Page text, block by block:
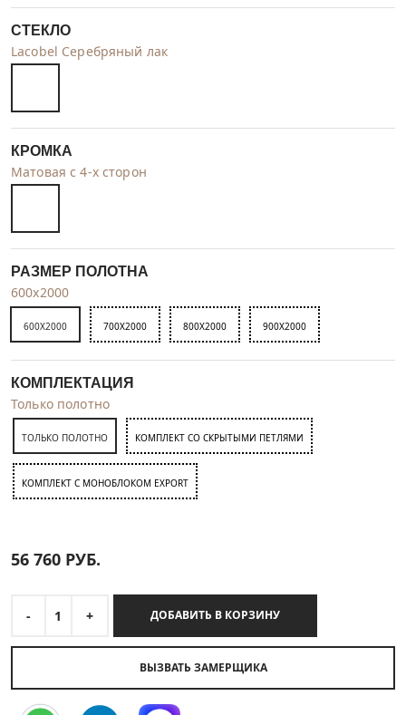
СТЕКЛО
Lacobel Серебряный лак
КРОМКА
Матовая с 4-х сторон
РАЗМЕР ПОЛОТНА
600x2000
600X2000 700X2000 800X2000 900X2000
КОМПЛЕКТАЦИЯ
Только полотно
ТОЛЬКО ПОЛОТНО КОМПЛЕКТ СО СКРЫТЫМИ ПЕТЛЯМИ
КОМПЛЕКТ C МОНОБЛОКОМ EXPORT
56 760 РУБ.
- 1 + ДОБАВИТЬ В КОРЗИНУ
ВЫЗВАТЬ ЗАМЕРЩИКА